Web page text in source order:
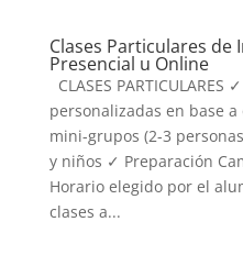
Clases Particulares de
Presencial u Online
CLASES
personalizadas en base
mini-grupos (2-3
y niños ✓ Preparación
Horario elegido por el
clases a...